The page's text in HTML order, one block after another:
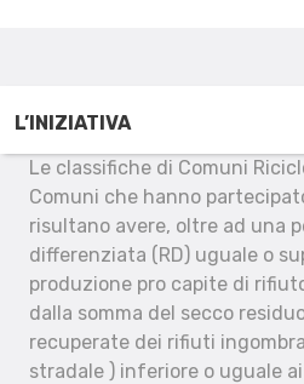
L’INIZIATIVA
Le classifiche di Comuni
Comuni che hanno
risultano avere, oltre ad una
differenziata (RD) uguale o
produzione pro capite di
dalla somma del secco
recuperate dei rifiuti
stradale ) inferiore o uguale